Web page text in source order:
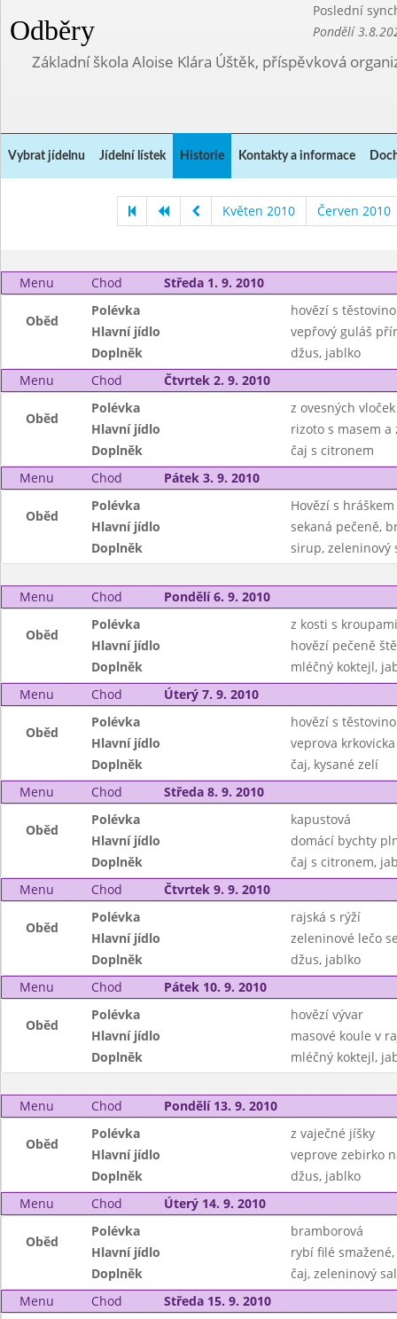
Odběry
Poslední
Pondělí
Základní škola Aloise Klára Úštěk, příspěvková
Vybrat jídelnu Jídelní lístek Historie Kontakty a informace
Květen 2010 Červen 2010
Menu Chod Středa 1. 9. 2010
Oběd
Polévka
hovězí s
Hlavní jídlo
vepřový guláš
Doplněk
džus, jablko
Menu
Chod Čtvrtek 2. 9. 2010
Oběd
Polévka
z ovesných vloček
Hlavní jídlo
rizoto s masem
Doplněk
čaj s citronem
Menu
Chod Pátek 3. 9. 2010
Oběd
Polévka
Hovězí s
Hlavní jídlo
sekaná pečeně,
Doplněk
sirup, zeleninový
Menu Chod Pondělí 6. 9. 2010
Oběd
Polévka
z kosti s kroupami
Hlavní jídlo
hovězí pečeně
Doplněk
mléčný koktejl,
Menu
Chod Úterý 7. 9. 2010
Oběd
Polévka
hovězí s
Hlavní jídlo
veprova
Doplněk
čaj, kysané zelí
Menu
Chod Středa 8. 9. 2010
Oběd
Polévka
kapustová
Hlavní jídlo
domácí bychty
Doplněk
čaj s citronem,
Menu
Chod Čtvrtek 9. 9. 2010
Oběd
Polévka
rajská s rýží
Hlavní jídlo
zeleninové lečo
Doplněk
džus, jablko
Menu
Chod Pátek 10. 9. 2010
Oběd
Polévka
hovězí vývar
Hlavní jídlo
masové koule v
Doplněk
mléčný koktejl,
Menu Chod Pondělí 13. 9. 2010
Oběd
Polévka
z vaječné jíšky
Hlavní jídlo
veprove zebirko
Doplněk
džus, jablko
Menu
Chod Úterý 14. 9. 2010
Oběd
Polévka
bramborová
Hlavní jídlo
rybí filé
Doplněk
čaj, zeleninový
Menu
Chod Středa 15. 9. 2010